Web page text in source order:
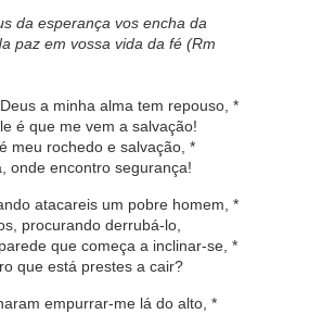
da esperança vos encha da
paz em vossa vida da fé (Rm
a minha alma tem repouso, *
é que me vem a salvação!
meu rochedo e salvação, *
onde encontro segurança!
atacareis um pobre homem, *
procurando derrubá-lo,
que começa a inclinar-se, *
que está prestes a cair?
empurrar-me lá do alto, *